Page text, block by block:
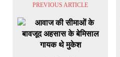
PREVIOUS ARTICLE